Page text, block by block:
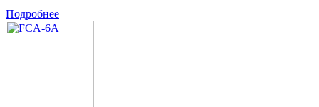
Подробнее